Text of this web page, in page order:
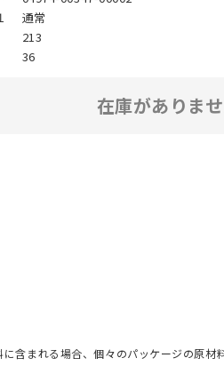
通常
213
36
在庫がありま
まれる場合、個々のパッケージの原材